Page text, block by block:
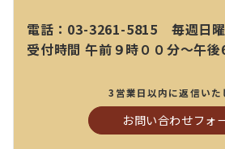
電話：03-3261-5815 毎週日
受付時間 午前９時００分～午後
3営業日以内に返信いた
お問い合わせフォ